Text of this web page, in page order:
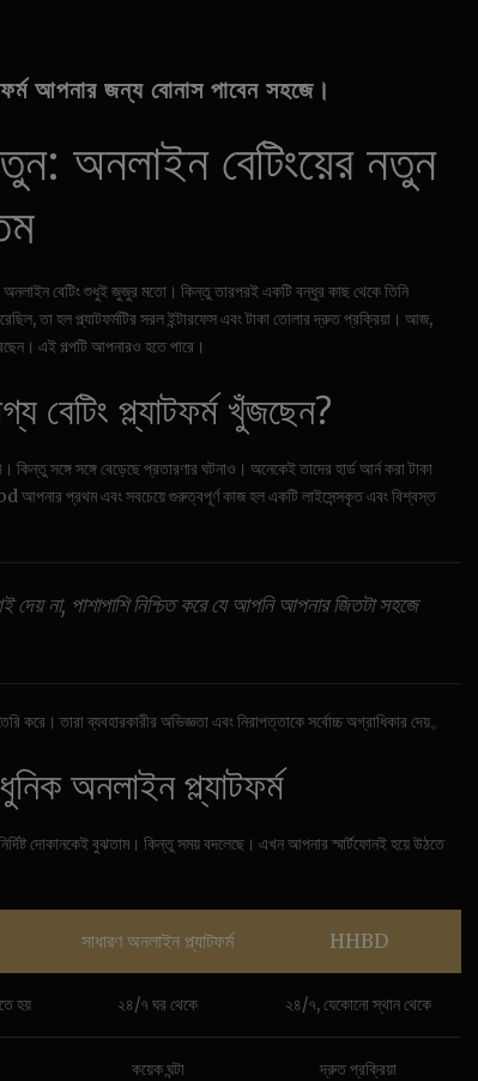
আপনার জন্য বোনাস পাবেন সহজে।
অনলাইন বেটিংয়ের নতুন
অনলাইন বেটিং শুধুই জুজুর মতো। কিন্তু তারপরই একটি বন্ধুর কাছ থেকে তিনি
তা হল প্ল্যাটফর্মটির সরল ইন্টারফেস এবং টাকা তোলার দ্রুত প্রক্রিয়া। আজ,
এই গল্পটি আপনারও হতে পারে।
বেটিং প্ল্যাটফর্ম খুঁজছেন?
কিন্তু সঙ্গে সঙ্গে বেড়েছে প্রতারণার ঘটনাও। অনেকেই তাদের হার্ড আর্ন করা টাকা
আপনার প্রথম এবং সবচেয়ে গুরুত্বপূর্ণ কাজ হল একটি লাইসেন্সকৃত এবং বিশ্বস্ত
দেয় না, পাশাপাশি নিশ্চিত করে যে আপনি আপনার জিতটা সহজে
করে। তারা ব্যবহারকারীর অভিজ্ঞতা এবং নিরাপত্তাকে সর্বোচ্চ অগ্রাধিকার দেয়。
অনলাইন প্ল্যাটফর্ম
দোকানকেই বুঝতাম। কিন্তু সময় বদলেছে। এখন আপনার স্মার্টফোনই হয়ে উঠতে
সাধারণ অনলাইন প্ল্যাটফর্ম HHBD
হয় ২৪/৭ ঘর থেকে ২৪/৭, যেকোনো স্থান থেকে
কয়েক ঘন্টা দ্রুত প্রক্রিয়া